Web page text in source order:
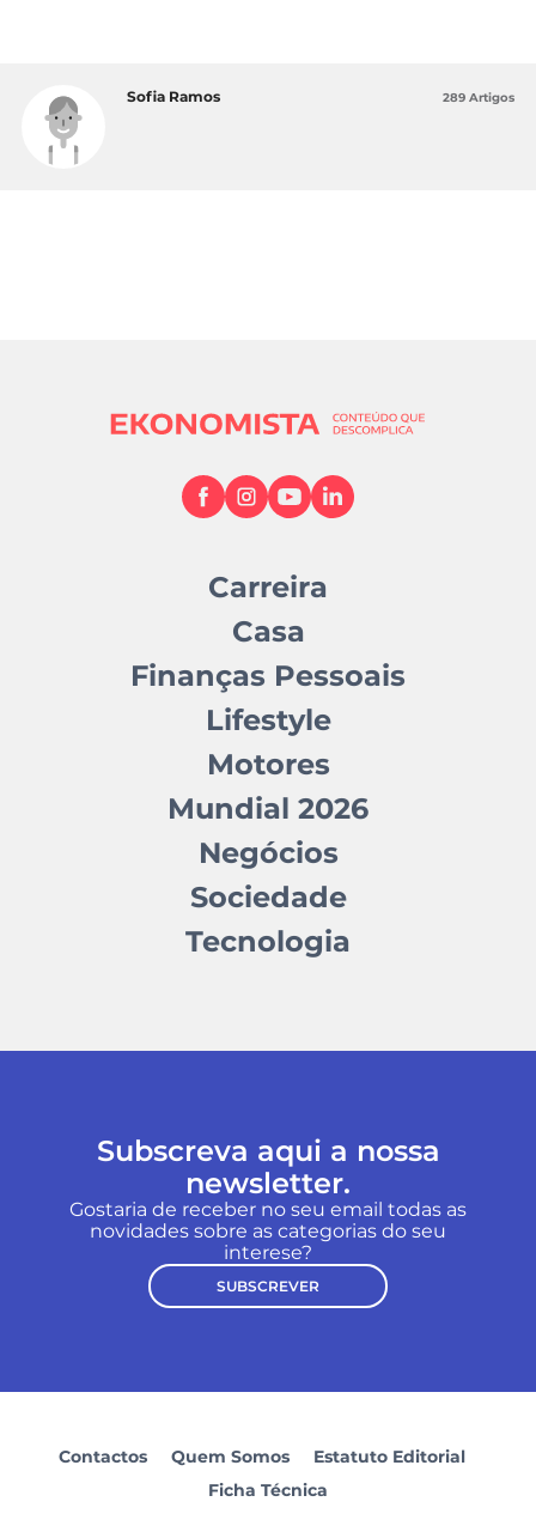
Sofia Ramos 289 Artigos
Carreira
Casa
Finanças Pessoais
Lifestyle
Motores
Mundial 2026
Negócios
Sociedade
Tecnologia
Subscreva aqui a nossa
newsletter.
Gostaria de receber no seu email todas as
novidades sobre as categorias do seu
interese?
SUBSCREVER
Contactos Quem Somos
Estatuto Editorial
Ficha Técnica